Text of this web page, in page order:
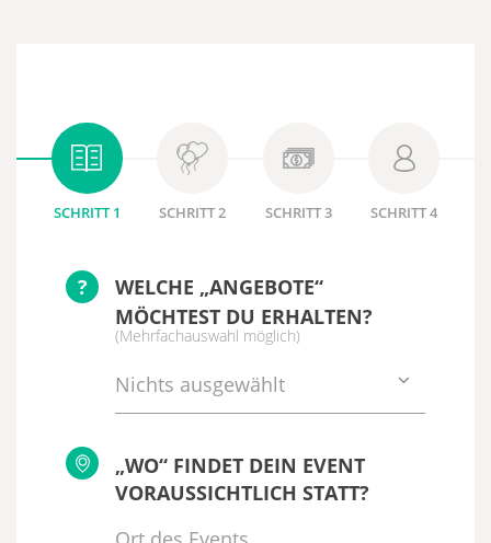
SCHRITT 1 SCHRITT 2 SCHRITT 3 SCHRITT 4
?
WELCHE „ANGEBOTE“
MÖCHTEST DU ERHALTEN?
(Mehrfachauswahl möglich)
Nichts ausgewählt
„WO“ FINDET DEIN EVENT
VORAUSSICHTLICH STATT?